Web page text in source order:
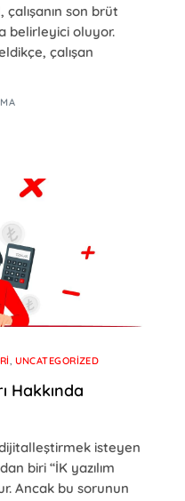
çalışanın son brüt
belirleyici oluyor.
çalışan
UNCATEGORIZED
Hakkında
isteyen
biri “İK yazılım
Ancak bu sorunun